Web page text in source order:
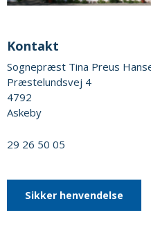
Kontakt
Sognepræst Tina Preus
Præstelundsvej 4
4792
Askeby
29 26 50 05
Sikker henvendelse